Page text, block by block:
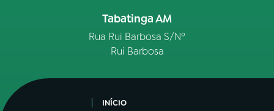
Tabatinga AM
Rua Rui Barbosa S/Nº
Rui Barbosa
INÍCIO